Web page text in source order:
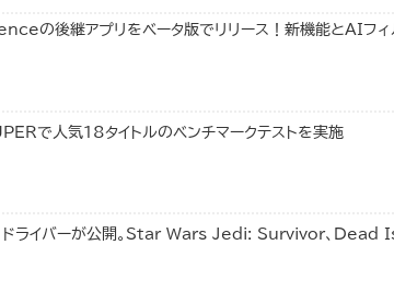
後継アプリをベータ版でリリース！新機能とAIフィ
人気18タイトルのベンチマークテストを実施
イバーが公開。Star Wars Jedi: Survivor、Dead